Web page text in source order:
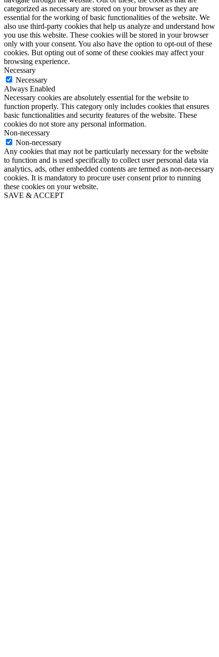
categorized as necessary are stored on your browser as they are
essential for the working of basic functionalities of the website. We
also use third-party cookies that help us analyze and understand how
you use this website. These cookies will be stored in your browser
only with your consent. You also have the option to opt-out of these
cookies. But opting out of some of these cookies may affect your
browsing experience.
Necessary
Necessary
Always Enabled
Necessary cookies are absolutely essential for the website to
function properly. This category only includes cookies that ensures
basic functionalities and security features of the website. These
cookies do not store any personal information.
Non-necessary
Non-necessary
Any cookies that may not be particularly necessary for the website
to function and is used specifically to collect user personal data via
analytics, ads, other embedded contents are termed as non-necessary
cookies. It is mandatory to procure user consent prior to running
these cookies on your website.
SAVE & ACCEPT